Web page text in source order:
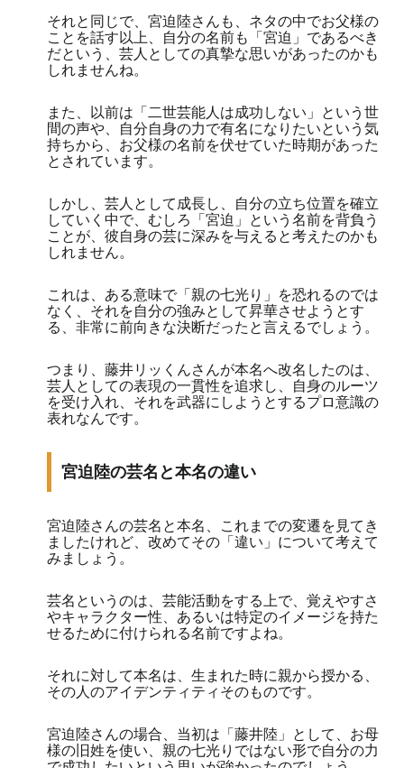
それと同じで、宮迫陸さんも、ネタの中でお父様の
ことを話す以上、自分の名前も「宮迫」であるべき
だという、芸人としての真摯な思いがあったのかも
しれませんね。
また、以前は「二世芸能人は成功しない」という世
間の声や、自分自身の力で有名になりたいという気
持ちから、お父様の名前を伏せていた時期があった
とされています。
しかし、芸人として成長し、自分の立ち位置を確立
していく中で、むしろ「宮迫」という名前を背負う
ことが、彼自身の芸に深みを与えると考えたのかも
しれません。
これは、ある意味で「親の七光り」を恐れるのでは
なく、それを自分の強みとして昇華させようとす
る、非常に前向きな決断だったと言えるでしょう。
つまり、藤井リッくんさんが本名へ改名したのは、
芸人としての表現の一貫性を追求し、自身のルーツ
を受け入れ、それを武器にしようとするプロ意識の
表れなんです。
宮迫陸の芸名と本名の違い
宮迫陸さんの芸名と本名、これまでの変遷を見てき
ましたけれど、改めてその「違い」について考えて
みましょう。
芸名というのは、芸能活動をする上で、覚えやすさ
やキャラクター性、あるいは特定のイメージを持た
せるために付けられる名前ですよね。
それに対して本名は、生まれた時に親から授かる、
その人のアイデンティティそのものです。
宮迫陸さんの場合、当初は「藤井陸」として、お母
様の旧姓を使い、親の七光りではない形で自分の力